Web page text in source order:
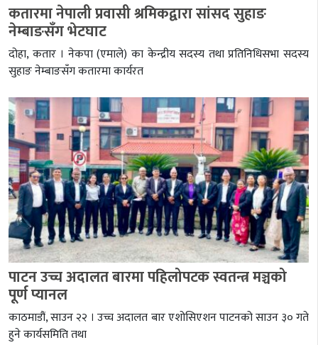
कतारमा नेपाली प्रवासी श्रमिकद्वारा सांसद सुहाङ
नेम्बाङसँग भेटघाट
दोहा, कतार । नेकपा (एमाले) का केन्द्रीय सदस्य तथा प्रतिनिधिसभा सदस्य
सुहाङ नेम्बाङसँग कतारमा कार्यरत
पाटन उच्च अदालत बारमा पहिलोपटक स्वतन्त्र मञ्चको
पूर्ण प्यानल
काठमाडौं, साउन २२ । उच्च अदालत बार एशोसिएशन पाटनको साउन ३० गते
हुने कार्यसमिति तथा